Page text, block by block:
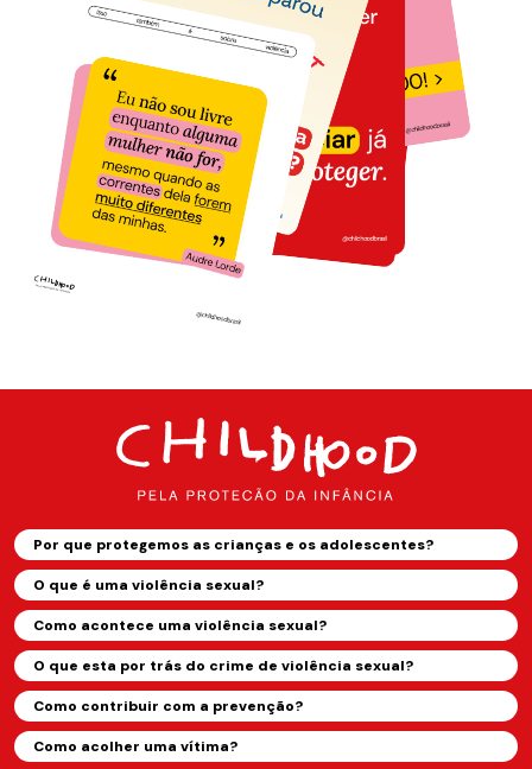
Por que protegemos as crianças e os adolescentes?
O que é uma violência sexual?
Como acontece uma violência sexual?
O que esta por trás do crime de violência sexual?
Como contribuir com a prevenção?
Como acolher uma vítima?